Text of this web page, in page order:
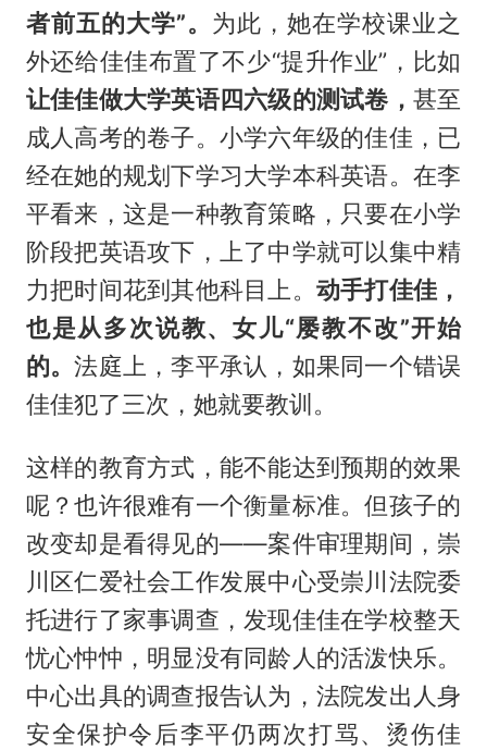
者前五的大学”。 为此，她在学校课业之
外还给佳佳布置了不少“提升作业”，比如
让佳佳做大学英语四六级的测试卷， 甚至
成人高考的卷子。小学六年级的佳佳，已
经在她的规划下学习大学本科英语。在李
平看来，这是一种教育策略，只要在小学
阶段把英语攻下，上了中学就可以集中精
力把时间花到其他科目上。 动手打佳佳，
也是从多次说教、女儿“屡教不改”开始
的。法庭上，李平承认，如果同一个错误
佳佳犯了三次，她就要教训。
这样的教育方式，能不能达到预期的效果
呢？也许很难有一个衡量标准。但孩子的
改变却是看得见的——案件审理期间，崇
川区仁爱社会工作发展中心受崇川法院委
托进行了家事调查，发现佳佳在学校整天
忧心忡忡，明显没有同龄人的活泼快乐。
中心出具的调查报告认为，法院发出人身
安全保护令后李平仍两次打骂、烫伤佳